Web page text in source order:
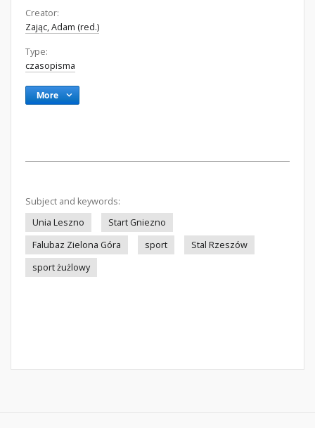
Creator:
Zając, Adam (red.)
Type:
czasopisma
More
Subject and keywords:
Unia Leszno
Start Gniezno
Falubaz Zielona Góra
sport
Stal Rzeszów
sport żużlowy